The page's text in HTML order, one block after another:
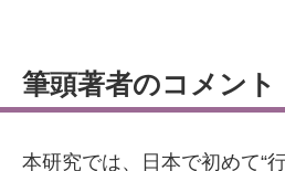
筆頭著者のコメント
本研究では、日本で初めて“